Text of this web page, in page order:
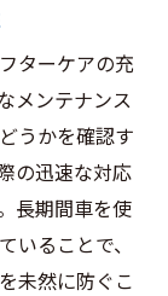
ターケアの充
メンテナンス
うかを確認す
の迅速な対応
長期間車を使
いることで、
未然に防ぐこ